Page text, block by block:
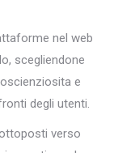
nel web
scegliendone
e
degli utenti.
verso